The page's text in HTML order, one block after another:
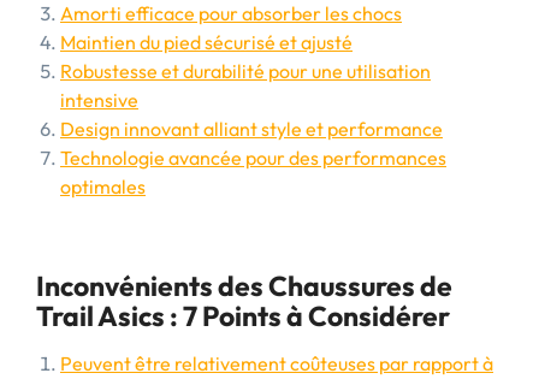
Amorti efficace pour absorber les chocs
Maintien du pied sécurisé et ajusté
Robustesse et durabilité pour une utilisation
intensive
Design innovant alliant style et performance
Technologie avancée pour des performances
optimales
Inconvénients des Chaussures de
Trail Asics : 7 Points à Considérer
Peuvent être relativement coûteuses par rapport à